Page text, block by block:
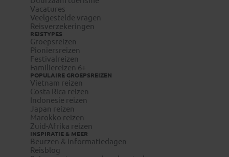
Vacatures
Veelgestelde vragen
Reisverzekeringen
REISTYPES
Groepsreizen
Pioniersreizen
Festivalreizen
Familiereizen 6+
POPULAIRE GROEPSREIZEN
Vietnam reizen
Costa Rica reizen
Indonesie reizen
Japan reizen
Marokko reizen
Zuid-Afrika reizen
INSPIRATIE & MEER
Beurzen & informatiedagen
Reisblog